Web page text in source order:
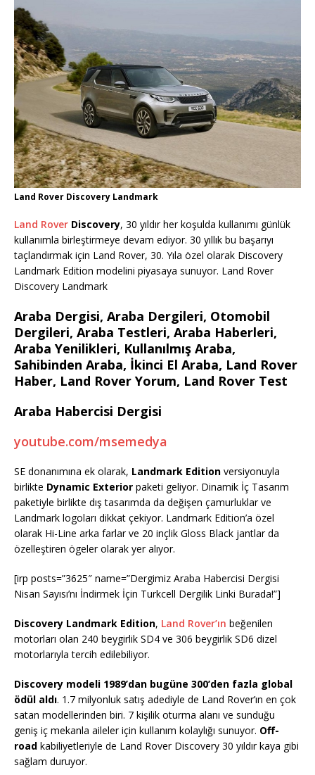
Land Rover Discovery Landmark
Land Rover Discovery, 30 yıldır her koşulda kullanımı günlük
kullanımla birleştirmeye devam ediyor. 30 yıllık bu başarıyı
taçlandırmak için Land Rover, 30. Yıla özel olarak Discovery
Landmark Edition modelini piyasaya sunuyor. Land Rover
Discovery Landmark
Araba Dergisi, Araba Dergileri, Otomobil
Dergileri, Araba Testleri, Araba Haberleri,
Araba Yenilikleri, Kullanılmış Araba,
Sahibinden Araba, İkinci El Araba, Land Rover
Haber, Land Rover Yorum, Land Rover Test
Araba Habercisi Dergisi
youtube.com/msemedya
SE donanımına ek olarak, Landmark Edition versiyonuyla
birlikte Dynamic Exterior paketi geliyor. Dinamik İç Tasarım
paketiyle birlikte dış tasarımda da değişen çamurluklar ve
Landmark logoları dikkat çekiyor. Landmark Edition’a özel
olarak Hi-Line arka farlar ve 20 inçlik Gloss Black jantlar da
özelleştiren ögeler olarak yer alıyor.
[irp posts=”3625″ name=”Dergimiz Araba Habercisi Dergisi
Nisan Sayısı’nı İndirmek İçin Turkcell Dergilik Linki Burada!”]
Discovery Landmark Edition, Land Rover’ın beğenilen
motorları olan 240 beygirlik SD4 ve 306 beygirlik SD6 dizel
motorlarıyla tercih edilebiliyor.
Discovery modeli 1989’dan bugüne 300’den fazla global
ödül aldı. 1.7 milyonluk satış adediyle de Land Rover’ın en çok
satan modellerinden biri. 7 kişilik oturma alanı ve sunduğu
geniş iç mekanla aileler için kullanım kolaylığı sunuyor. Off-
road kabiliyetleriyle de Land Rover Discovery 30 yıldır kaya gibi
sağlam duruyor.